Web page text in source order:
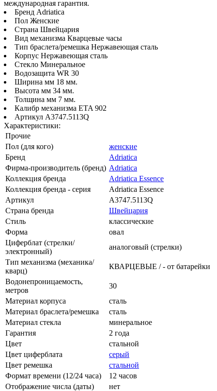
международная гарантия.
Бренд Adriatica
Пол Женские
Страна Швейцария
Вид механизма Кварцевые часы
Тип браслета/ремешка Нержавеющая сталь
Корпус Нержавеющая сталь
Стекло Минеральное
Водозащита WR 30
Ширина мм 18 мм.
Высота мм 34 мм.
Толщина мм 7 мм.
Калибр механизма ETA 902
Артикул A3747.5113Q
Характеристики:
Прочие
Пол (для кого)
женские
Бренд
Adriatica
Фирма-производитель (бренд) Adriatica
Коллекция бренда
Adriatica Essence
Коллекция бренда - серия
Adriatica Essence
Артикул
A3747.5113Q
Страна бренда
Швейцария
Стиль
классические
Форма
овал
Циферблат (стрелки/
электронный)
аналоговый (стрелки)
Тип механизма (механика/
кварц)
КВАРЦЕВЫЕ / - от батарейки
Водонепроницаемость,
метров
30
Материал корпуса
сталь
Материал браслета/ремешка
сталь
Материал стекла
минеральное
Гарантия
2 года
Цвет
стальной
Цвет циферблата
серый
Цвет ремешка
стальной
Формат времени (12/24 часа)
12 часов
Отображение числа (даты)
нет